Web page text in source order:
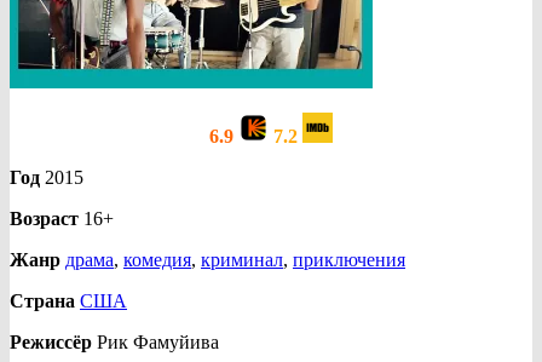
6.9
7.2
Год 2015
Возраст 16+
Жанр драма, комедия, криминал, приключения
Страна США
Режиссёр Рик Фамуйива